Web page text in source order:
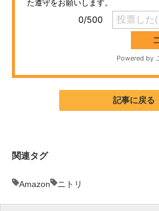
進化するPCとデバイスの未来
AI活用のいまが分かる
記事に戻る
関連タグ
Amazon ニトリ